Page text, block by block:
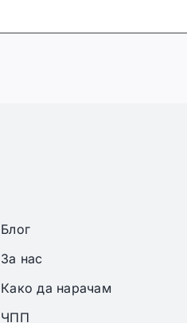
Блог
За нас
Како да нарачам
ЧПП